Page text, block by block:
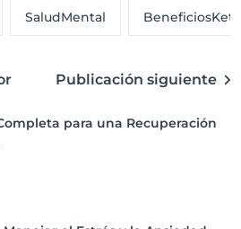
SaludMental BeneficiosKeto
Publicación siguiente
para una Recuperación